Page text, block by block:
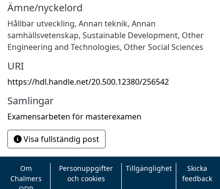
Ämne/nyckelord
Hållbar utveckling, Annan teknik, Annan
samhällsvetenskap, Sustainable Development, Other
Engineering and Technologies, Other Social Sciences
URI
https://hdl.handle.net/20.500.12380/256542
Samlingar
Examensarbeten för masterexamen
Visa fullständig post
Om
Chalmers
Personuppgifter
och cookies
Tillgänglighet
Skicka
feedback